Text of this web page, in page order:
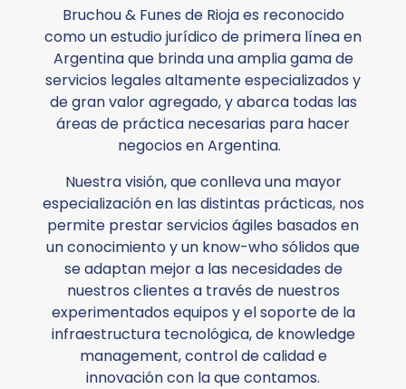
Bruchou & Funes de Rioja es reconocido
como un estudio jurídico de primera línea en
Argentina que brinda una amplia gama de
servicios legales altamente especializados y
de gran valor agregado, y abarca todas las
áreas de práctica necesarias para hacer
negocios en Argentina.
Nuestra visión, que conlleva una mayor
especialización en las distintas prácticas, nos
permite prestar servicios ágiles basados en
un conocimiento y un know-who sólidos que
se adaptan mejor a las necesidades de
nuestros clientes a través de nuestros
experimentados equipos y el soporte de la
infraestructura tecnológica, de knowledge
management, control de calidad e
innovación con la que contamos.